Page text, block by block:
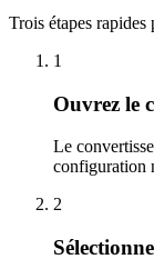
Trois étapes
1
Ouvrez le
Le
configuration
2